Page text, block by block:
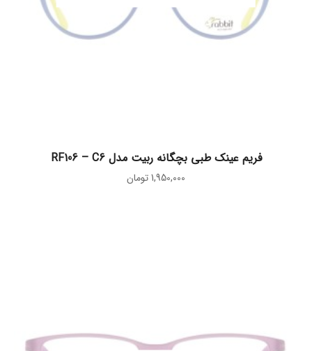
اطلاعات بیشتر
فریم عینک طبی بچگانه ربیت مدل RF106 – C6
1,950,000تومان